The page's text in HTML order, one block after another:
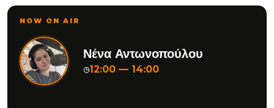
NOW ON AIR
Νένα Αντωνοπούλου
◷12:00 — 14:00